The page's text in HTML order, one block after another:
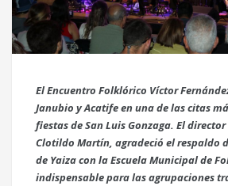
El Encuentro Folklórico Víctor
Janubio y Acatife en una de las citas
fiestas de San Luis Gonzaga. El
Clotildo Martín, agradeció el respaldo
de Yaiza con la Escuela Municipal de
indispensable para las agrupaciones